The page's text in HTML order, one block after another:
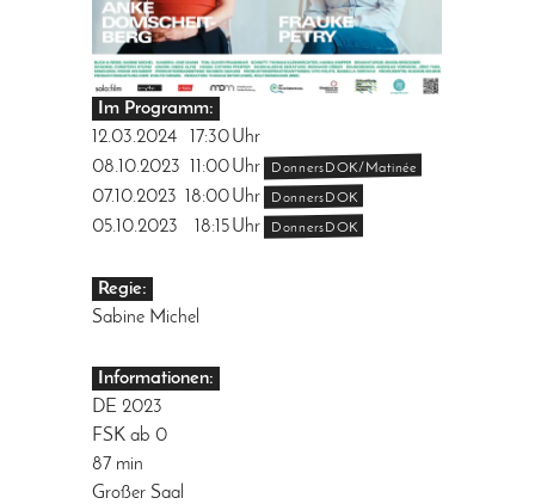
Im Programm:
12.03.2024
17:30Uhr
08.10.2023
11:00Uhr DonnersDOK/Matinée
07.10.2023 18:00Uhr DonnersDOK
05.10.2023 18:15Uhr DonnersDOK
Regie:
Sabine Michel
Informationen:
DE 2023
FSK ab 0
87 min
Großer Saal